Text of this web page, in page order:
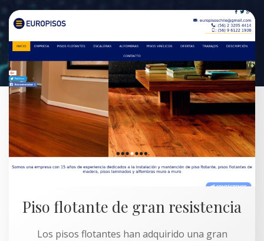
Piso flotante de gran resistencia
Los pisos flotantes han adquirido una gran